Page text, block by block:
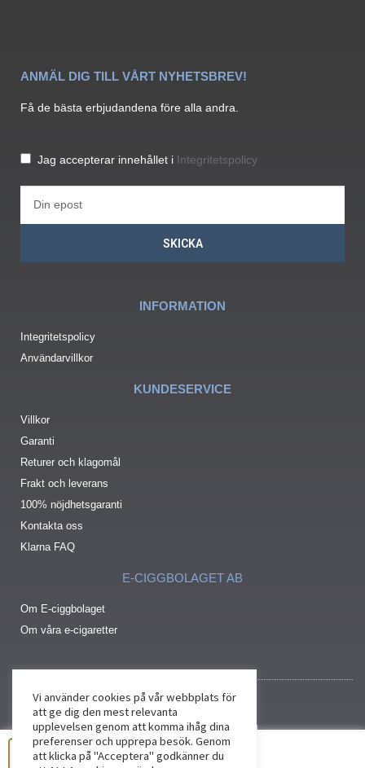
ANMÄL DIG TILL VÅRT NYHETSBREV!
Få de bästa erbjudandena före alla andra.
Jag accepterar innehållet i Integritetspolicy
SKICKA
INFORMATION
Integritetspolicy
Användarvillkor
KUNDESERVICE
Villkor
Garanti
Returer och klagomål
Frakt och leverans
100% nöjdhetsgaranti
Kontakta oss
Klarna FAQ
E-CIGGBOLAGET AB
Om E-ciggbolaget
Om våra e-cigaretter
Vi använder cookies på vår webbplats för
att ge dig den mest relevanta
upplevelsen genom att komma ihåg dina
preferenser och upprepa besök. Genom
att klicka på "Acceptera" godkänner du